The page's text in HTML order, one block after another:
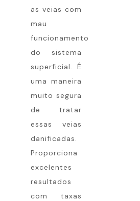
as veias com
mau
funcionamento
do sistema
superficial. É
uma maneira
muito segura
de tratar
essas veias
danificadas.
Proporciona
excelentes
resultados
com taxas